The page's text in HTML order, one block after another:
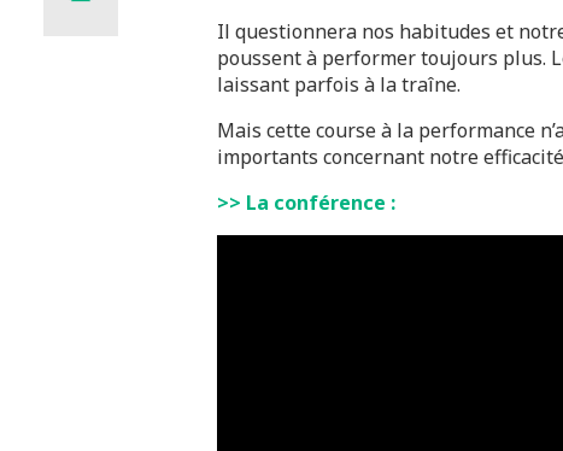
Il questionnera nos habitudes et
poussent à performer toujours plus.
laissant parfois à la traîne.
Mais cette course à la performance
importants concernant notre
>> La conférence :